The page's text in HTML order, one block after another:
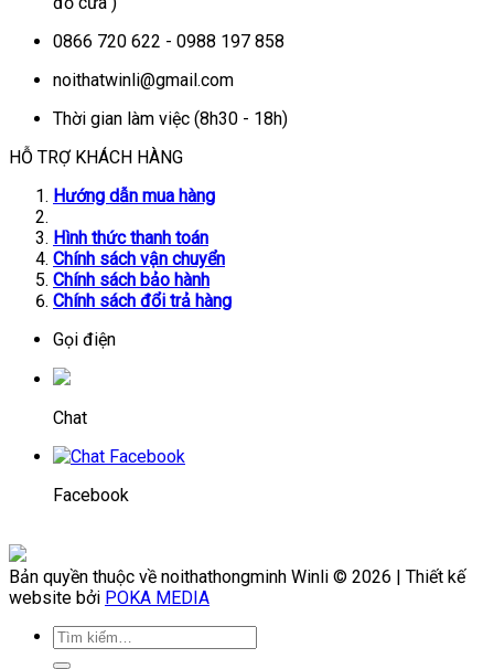
0866 720 622 - 0988 197 858
noithatwinli@gmail.com
Thời gian làm việc (8h30 - 18h)
HỖ TRỢ KHÁCH HÀNG
Hướng dẫn mua hàng
Hình thức thanh toán
Chính sách vận chuyển
Chính sách bảo hành
Chính sách đổi trả hàng
Gọi điện
Chat
Facebook
Bản quyền thuộc về noithathongminh Winli © 2026 | Thiết kế
website bởi POKA MEDIA